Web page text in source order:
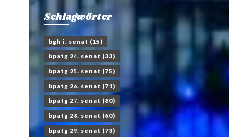
Schlagwörter
bgh i. senat (15)
bpatg 24. senat (33)
bpatg 25. senat (75)
bpatg 26. senat (71)
bpatg 27. senat (80)
bpatg 28. senat (60)
bpatg 29. senat (73)